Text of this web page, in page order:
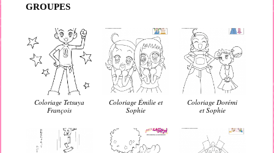
GROUPES
Coloriage Tetsuya
François
Coloriage Émilie et
Sophie
Coloriage Dorémi
et Sophie